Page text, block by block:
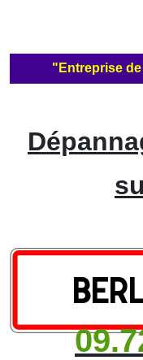
"Entreprise